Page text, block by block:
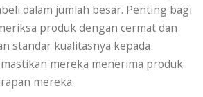
dalam jumlah besar. Penting bagi
produk dengan cermat dan
standar kualitasnya kepada
mereka menerima produk
mereka.